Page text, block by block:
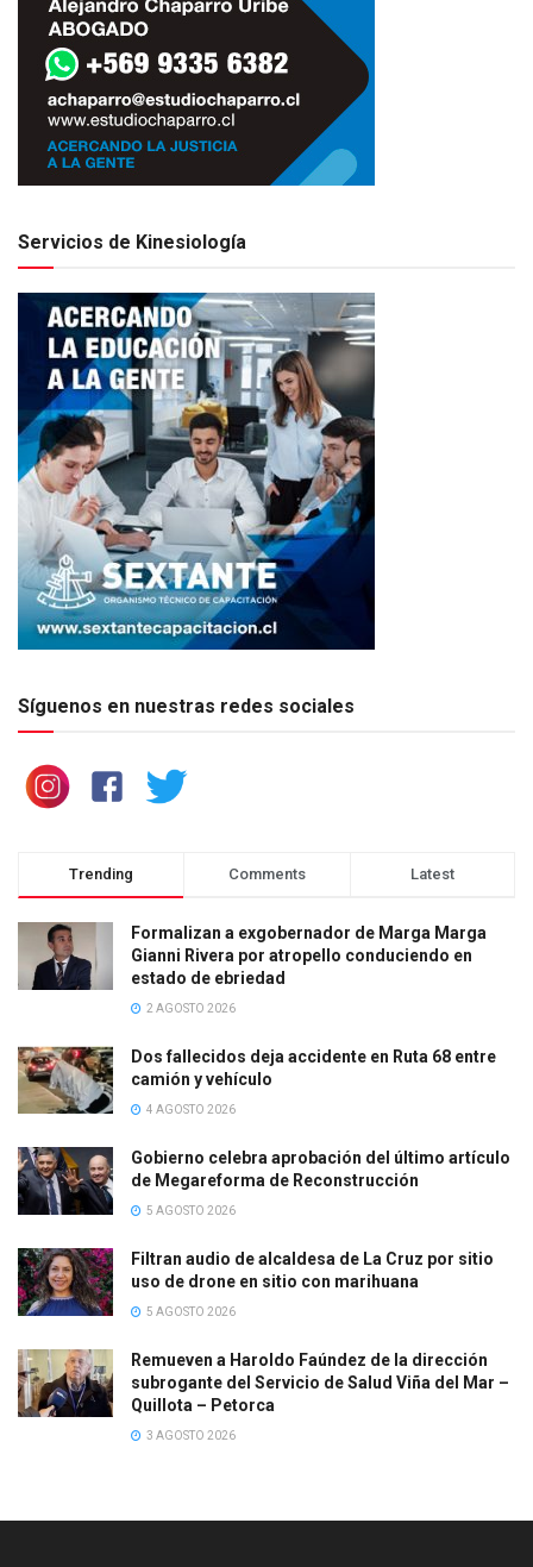
Servicios de Kinesiología
Síguenos en nuestras redes sociales
Trending Comments Latest
Formalizan a exgobernador de Marga Marga
Gianni Rivera por atropello conduciendo en
estado de ebriedad
2 AGOSTO 2026
Dos fallecidos deja accidente en Ruta 68 entre
camión y vehículo
4 AGOSTO 2026
Gobierno celebra aprobación del último artículo
de Megareforma de Reconstrucción
5 AGOSTO 2026
Filtran audio de alcaldesa de La Cruz por sitio
uso de drone en sitio con marihuana
5 AGOSTO 2026
Remueven a Haroldo Faúndez de la dirección
subrogante del Servicio de Salud Viña del Mar –
Quillota – Petorca
3 AGOSTO 2026